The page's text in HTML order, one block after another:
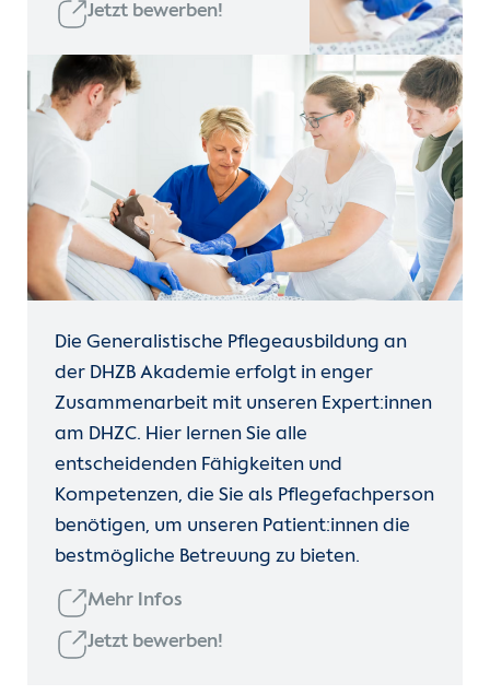
Jetzt bewerben!
Die Generalistische Pflegeausbildung an
der DHZB Akademie erfolgt in enger
Zusammenarbeit mit unseren Expert:innen
am DHZC. Hier lernen Sie alle
entscheidenden Fähigkeiten und
Kompetenzen, die Sie als Pflegefachperson
benötigen, um unseren Patient:innen die
bestmögliche Betreuung zu bieten.
Mehr Infos
Jetzt bewerben!